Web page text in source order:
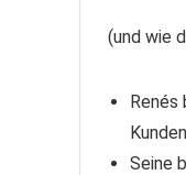
(und wie
Seine